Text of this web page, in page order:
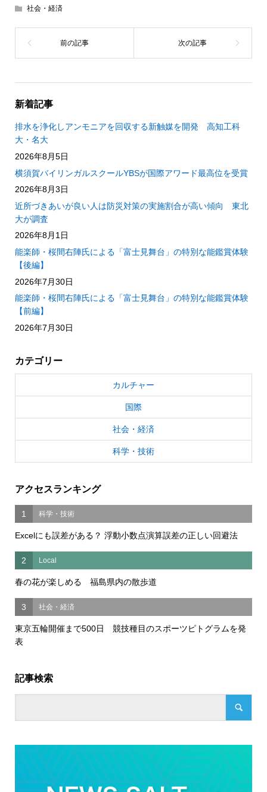
社会・経済
新着記事
排水を浄化しアンモニアを回収する新触媒を開発 高知工科
大・名大
2026年8月5日
横須賀バイリンガルスクールYBSが国際アワード最高位を受賞
2026年8月3日
近所づきあいが良い人は防災対策の実施割合が高い傾向 東北
大が調査
2026年8月1日
能楽師・桜間右陣氏による「富士見舞台」の特別な能鑑賞体験
【後編】
2026年7月30日
能楽師・桜間右陣氏による「富士見舞台」の特別な能鑑賞体験
【前編】
2026年7月30日
カテゴリー
カルチャー
国際
社会・経済
科学・技術
アクセスランキング
1 科学・技術
Excelにも誤差がある？ 浮動小数点演算誤差の正しい回避法
2 Local
春の花が楽しめる 福島県内の散歩道
3 社会・経済
東京五輪開催まで500日 競技種目のスポーツピトグラムを発
表
記事検索